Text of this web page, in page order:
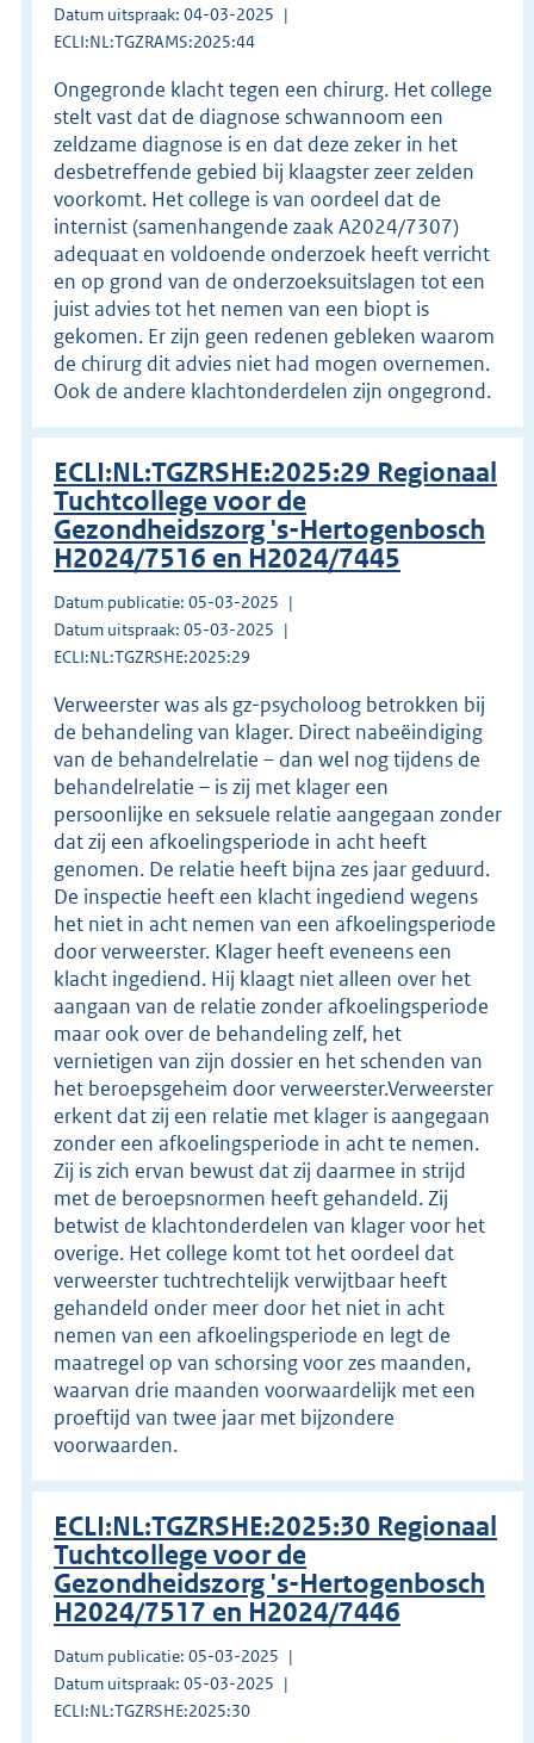
Datum uitspraak: 04-03-2025
ECLI:NL:TGZRAMS:2025:44
Ongegronde klacht tegen een chirurg. Het college
stelt vast dat de diagnose schwannoom een
zeldzame diagnose is en dat deze zeker in het
desbetreffende gebied bij klaagster zeer zelden
voorkomt. Het college is van oordeel dat de
internist (samenhangende zaak A2024/7307)
adequaat en voldoende onderzoek heeft verricht
en op grond van de onderzoeksuitslagen tot een
juist advies tot het nemen van een biopt is
gekomen. Er zijn geen redenen gebleken waarom
de chirurg dit advies niet had mogen overnemen.
Ook de andere klachtonderdelen zijn ongegrond.
ECLI:NL:TGZRSHE:2025:29 Regionaal
Tuchtcollege voor de
Gezondheidszorg 's-Hertogenbosch
H2024/7516 en H2024/7445
Datum publicatie: 05-03-2025
Datum uitspraak: 05-03-2025
ECLI:NL:TGZRSHE:2025:29
Verweerster was als gz-psycholoog betrokken bij
de behandeling van klager. Direct nabeëindiging
van de behandelrelatie – dan wel nog tijdens de
behandelrelatie – is zij met klager een
persoonlijke en seksuele relatie aangegaan zonder
dat zij een afkoelingsperiode in acht heeft
genomen. De relatie heeft bijna zes jaar geduurd.
De inspectie heeft een klacht ingediend wegens
het niet in acht nemen van een afkoelingsperiode
door verweerster. Klager heeft eveneens een
klacht ingediend. Hij klaagt niet alleen over het
aangaan van de relatie zonder afkoelingsperiode
maar ook over de behandeling zelf, het
vernietigen van zijn dossier en het schenden van
het beroepsgeheim door verweerster.Verweerster
erkent dat zij een relatie met klager is aangegaan
zonder een afkoelingsperiode in acht te nemen.
Zij is zich ervan bewust dat zij daarmee in strijd
met de beroepsnormen heeft gehandeld. Zij
betwist de klachtonderdelen van klager voor het
overige. Het college komt tot het oordeel dat
verweerster tuchtrechtelijk verwijtbaar heeft
gehandeld onder meer door het niet in acht
nemen van een afkoelingsperiode en legt de
maatregel op van schorsing voor zes maanden,
waarvan drie maanden voorwaardelijk met een
proeftijd van twee jaar met bijzondere
voorwaarden.
ECLI:NL:TGZRSHE:2025:30 Regionaal
Tuchtcollege voor de
Gezondheidszorg 's-Hertogenbosch
H2024/7517 en H2024/7446
Datum publicatie: 05-03-2025
Datum uitspraak: 05-03-2025
ECLI:NL:TGZRSHE:2025:30